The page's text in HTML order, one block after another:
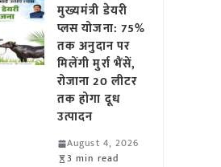
मुख्यमंत्री डेयरी
प्लस योजना: 75%
तक अनुदान पर
मिलेंगी मुर्रा भैंसें,
रोजाना 20 लीटर
तक होगा दूध
उत्पादन
August 4, 2026
3 min read